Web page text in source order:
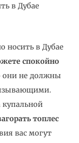
в Дубае
в Дубае
спокойно
они не должны
топлес
вас могут